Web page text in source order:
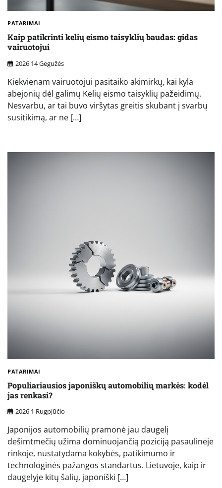
PATARIMAI
Kaip patikrinti kelių eismo taisyklių baudas: gidas
vairuotojui
2026 14 Gegužės
Kiekvienam vairuotojui pasitaiko akimirkų, kai kyla
abejonių dėl galimų Kelių eismo taisyklių pažeidimų.
Nesvarbu, ar tai buvo viršytas greitis skubant į svarbų
susitikimą, ar ne […]
PATARIMAI
Populiariausios japoniškų automobilių markės: kodėl
jas renkasi?
2026 1 Rugpjūčio
Japonijos automobilių pramonė jau daugelį
dešimtmečių užima dominuojančią poziciją pasaulinėje
rinkoje, nustatydama kokybės, patikimumo ir
technologinės pažangos standartus. Lietuvoje, kaip ir
daugelyje kitų šalių, japoniški […]